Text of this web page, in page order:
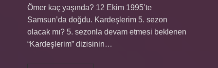
Ömer kaç yaşında? 12 Ekim 1995’te
Samsun’da doğdu. Kardeşlerim 5. sezon
olacak mı? 5. sezonla devam etmesi beklenen
“Kardeşlerim” dizisinin…